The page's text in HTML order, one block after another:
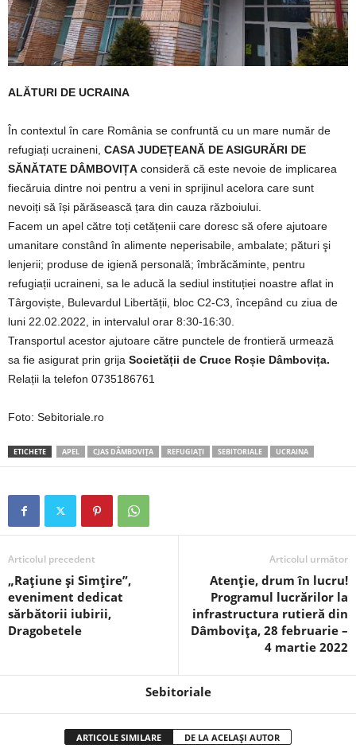
ALĂTURI DE UCRAINA
În contextul în care România se confruntă cu un mare număr de
refugiați ucraineni, CASA JUDEȚEANĂ DE ASIGURĂRI DE
SĂNĂTATE DÂMBOVIȚA consideră că este nevoie de implicarea
fiecăruia dintre noi pentru a veni in sprijinul acelora care sunt
nevoiți să își părăsească țara din cauza războiului.
Facem un apel către toți cetățenii care doresc să ofere ajutoare
umanitare constând în alimente neperisabile, ambalate; pături şi
lenjerii; produse de igienă personală; îmbrăcăminte, pentru
refugiații ucraineni, sa le aducă la sediul instituției noastre aflat in
Târgoviște, Bulevardul Libertății, bloc C2-C3, începând cu ziua de
luni 22.02.2022, in intervalul orar 8:30-16:30.
Transportul acestor ajutoare către punctele de frontieră urmează
sa fie asigurat prin grija Societății de Cruce Roșie Dâmbovița.
Relații la telefon 0735186761
Foto: Sebitoriale.ro
ETICHETE APEL CJAS DÂMBOVIȚA REFUGIAȚI SEBITORIALE UCRAINA
Articolul precedent
„Rațiune și Simțire”,
eveniment dedicat
sărbătorii iubirii,
Dragobetele
Articolul următor
Atenție, drum în lucru!
Programul lucrărilor la
infrastructura rutieră din
Dâmbovița, 28 februarie –
4 martie 2022
Sebitoriale
ARTICOLE SIMILARE DE LA ACELAȘI AUTOR